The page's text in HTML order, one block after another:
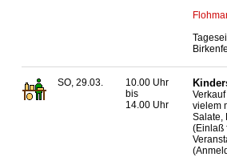
SO, 29.03.
10.00 Uhr
bis
14.00 Uhr
vielem
Salate,
(Einlaß